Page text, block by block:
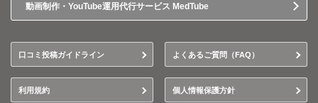
動画制作・YouTube運用代行サービス MedTube
口コミ投稿ガイドライン よくあるご質問（FAQ）
利用規約 個人情報保護方針